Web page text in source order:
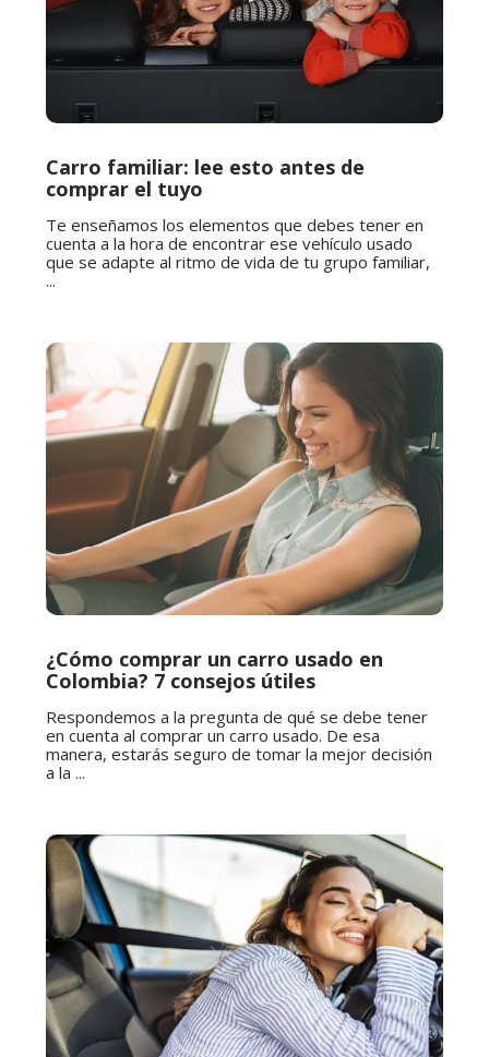
Carro familiar: lee esto antes de
comprar el tuyo
Te enseñamos los elementos que debes tener en
cuenta a la hora de encontrar ese vehículo usado
que se adapte al ritmo de vida de tu grupo familiar,
...
¿Cómo comprar un carro usado en
Colombia? 7 consejos útiles
Respondemos a la pregunta de qué se debe tener
en cuenta al comprar un carro usado. De esa
manera, estarás seguro de tomar la mejor decisión
a la ...